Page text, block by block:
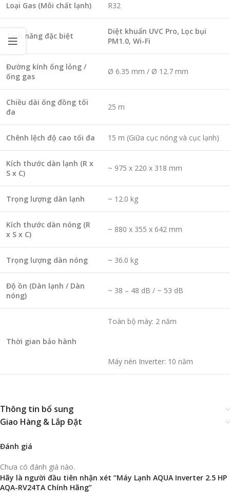
Loại Gas (Môi chất lạnh) R32
Tính năng đặc biệt
Diệt khuẩn UVC Pro, Lọc bụi
PM1.0, Wi-Fi
Đường kính ống lỏng /
ống gas
Ø 6.35 mm / Ø 12.7 mm
Chiều dài ống đồng tối
đa
25 m
Chênh lệch độ cao tối đa 15 m (Giữa cục nóng và cục lạnh)
Kích thước dàn lạnh (R x
S x C)
~ 975 x 220 x 318 mm
Trọng lượng dàn lạnh ~ 12.0 kg
Kích thước dàn nóng (R
x S x C)
~ 880 x 355 x 642 mm
Trọng lượng dàn nóng ~ 36.0 kg
Độ ồn (Dàn lạnh / Dàn
nóng)
~ 38 – 48 dB / ~ 53 dB
Thời gian bảo hành
Toàn bộ máy: 2 năm
Máy nén Inverter: 10 năm
Thông tin bổ sung
Giao Hàng & Lắp Đặt
Đánh giá
Chưa có đánh giá nào.
Hãy là người đầu tiên nhận xét “Máy Lạnh AQUA Inverter 2.5 HP
AQA-RV24TA Chính Hãng”